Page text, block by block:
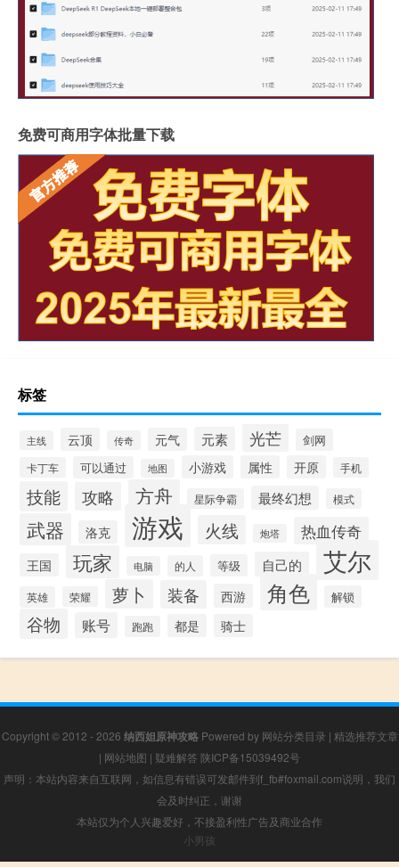
免费可商用字体批量下载
标签
主线 云顶 传奇 元气 元素 光芒 剑网
卡丁车 可以通过 地图 小游戏 属性 开原 手机
技能 攻略 方舟 星际争霸 最终幻想 模式
武器 洛克 游戏 火线 炮塔 热血传奇
王国 玩家 电脑 的人 等级 自己的 艾尔
英雄 荣耀 萝卜 装备 西游 角色 解锁
谷物 账号 跑跑 都是 骑士
Copyright © 2012 - 2026 纳西妲原神攻略Powered by 网站分类目录 | 精选推荐文章
| 网站地图 | 疑难解答 陕ICP备15039492号
声明：本站内容来自互联网，如信息有错误可发邮件到f_fb#foxmail.com说明，我们
会及时纠正，谢谢
本站仅为个人兴趣爱好，不接盈利性广告及商业合作
小男孩